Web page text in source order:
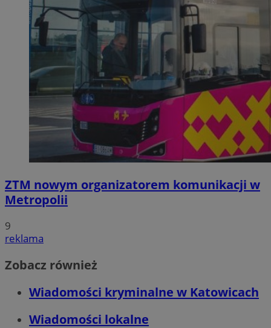
ZTM nowym organizatorem komunikacji w
Metropolii
9
reklama
Zobacz również
Wiadomości kryminalne w Katowicach
Wiadomości lokalne